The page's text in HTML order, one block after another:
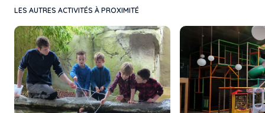
LES AUTRES ACTIVITÉS À PROXIMITÉ